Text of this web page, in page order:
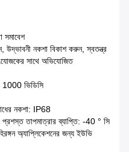
সমাবেশ
নকশা বিকাশ করুন, স্বতন্ত্র
সাথে অভিযোজিত
1000 ভিডিসি
নকশা: IP68
তাপমাত্রার ব্যাপ্তি: -40 ° সি
অ্যাপ্লিকেশনের জন্য ইউভি